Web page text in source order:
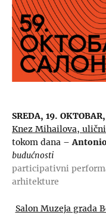
SREDA, 19.
Knez Mihailova,
tokom dana –
budućnosti
participativni
arhitekture
Salon Muzeja grada